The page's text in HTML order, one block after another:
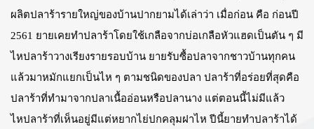
ผลิตปลาร้ารายใหญ่ของบ้านปากยามได้เล่าว่า เมื่อก่อน คือ ก่อนปี
2561 ยายเคยทำปลาร้าโดยใช้เกลือจากบ่อเกลือหัวแฮดเป็นตัน ๆ มี
ไหปลาร้าวางเรียงรายรอบบ้าน ยายรับซื้อปลาจากชาวบ้านทุกคน
แล้วมาหมักแยกเป็นไห ๆ ตามชนิดของปลา ปลาร้าที่อร่อยที่สุดคือ
ปลาร้าที่ทำมาจากปลาเนื้ออ่อนหรือปลานาง แต่ตอนนี้ไม่มีแล้ว
ไหปลาร้าที่เห็นอยู่มีแต่หยากไย่ปกคลุมฝาไห ปีนี้ยายทำปลาร้าได้